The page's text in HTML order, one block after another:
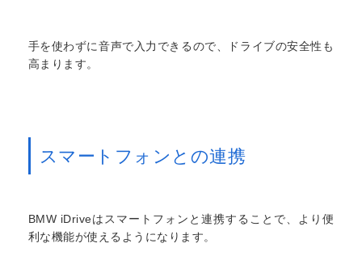
手を使わずに音声で入力できるので、ドライブの安全性も
高まります。
スマートフォンとの連携
BMW iDriveはスマートフォンと連携することで、より便
利な機能が使えるようになります。